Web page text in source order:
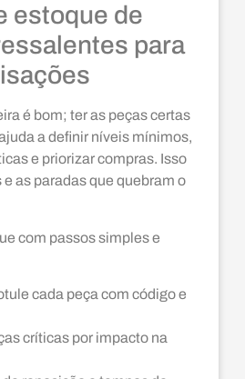
estoque de
para
é bom; ter as peças certas
a definir níveis mínimos,
e priorizar compras. Isso
as paradas que quebram o
com passos simples e
cada peça com código e
críticas por impacto na